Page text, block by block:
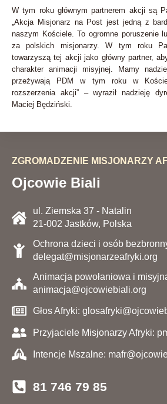
W tym roku głównym partnerem akcji są
„Akcja Misjonarz na Post jest jedną z
naszym Kościele. To ogromne poruszenie
za polskich misjonarzy. W tym roku
towarzyszą tej akcji jako główny partner,
charakter animacji misyjnej. Mamy
przeżywają PDM w tym roku w
rozszerzenia akcji” – wyraził nadzieję
Maciej Będziński.
ZGROMADZENIE MISJONARZY
Ojcowie Biali
ul. Ziemska 37 - Natalin
21-002 Jastków, Polska
Ochrona dzieci i osób
delegat@misjonarzeafryki.org
Animacja powołaniowa i
animacja@ojcowiebiali.org
Głos Afryki:
Przyjaciele Misjonarzy Afryki:
Intencje Mszalne:
81 746 79 85